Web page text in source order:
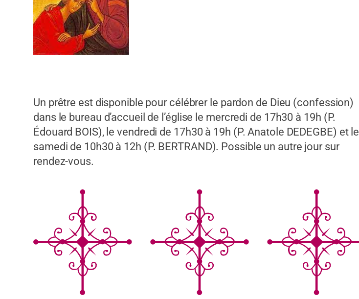
Un prêtre est disponible pour célébrer le pardon de Dieu (confession)
dans le bureau d’accueil de l’église le mercredi de 17h30 à 19h (P.
Édouard BOIS), le vendredi de 17h30 à 19h (P. Anatole DEDEGBE) et le
samedi de 10h30 à 12h (P. BERTRAND). Possible un autre jour sur
rendez-vous.